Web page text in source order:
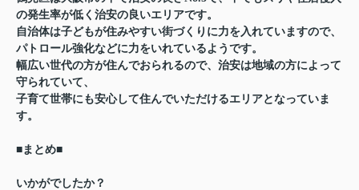
の発生率が低く 治安の良いエリアです。
自治体は子どもが住みやすい街づくりに力を入れていますので、
パトロール強化などに力をいれているようです。
幅広い世代の方が住んでおられるので、治安は地域の方によって
守られていて、
子育て世帯にも安心して住んでいただけるエリアとなっていま
す。
■まとめ■
いかがでしたか？